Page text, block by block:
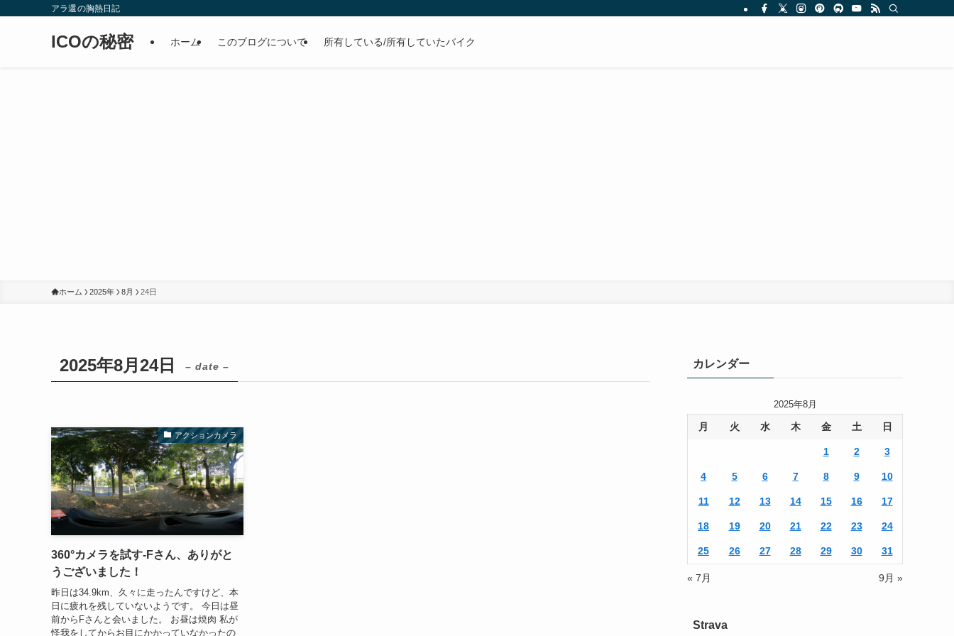
アラ還の胸熱日記
ICOの秘密 ホーム このブログについて 所有している/所有していたバイク
ホーム 2025年 8月 24日
2025年8月24日 – date –
アクションカメラ
360°カメラを試す-Fさん、ありがと
うございました！
昨日は34.9km、久々に走ったんですけど、本
日に疲れを残していないようです。 今日は昼
前からFさんと会いました。 お昼は焼肉 私が
怪我をしてからお目にかかっていなかったの
カレンダー
2025年8月
月 火 水 木 金 土 日
1 2 3
4 5 6 7 8 9 10
11 12 13 14 15 16 17
18 19 20 21 22 23 24
25 26 27 28 29 30 31
« 7月 9月 »
Strava